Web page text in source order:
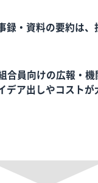
録・資料の要約は、
合員向けの広報・機
デア出しやコストが